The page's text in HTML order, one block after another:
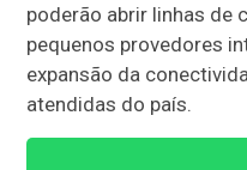
poderão abrir linhas de
pequenos provedores
expansão da
atendidas do país.